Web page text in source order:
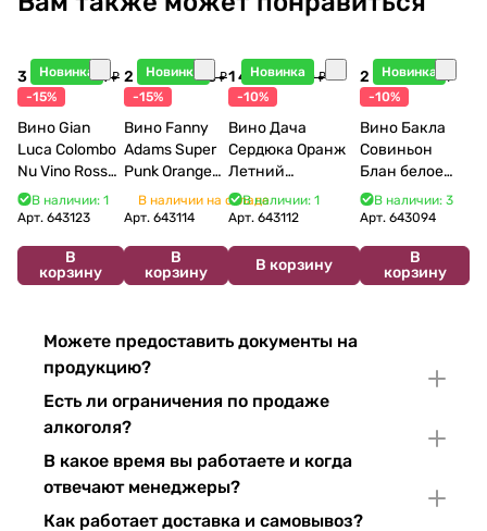
Новинка
3 998 ₽4 704 ₽
-15%
Вино Gian
Luca Colombo
Nu Vino Rosso
2025 750 мл
В наличии: 1
Арт. 643123
В
корзину
Новинка
2 948 ₽3 468 ₽
-15%
Вино Fanny
Adams Super
Punk Orange
2022 750 мл
В наличии на складе
Арт. 643114
В
корзину
Новинка
1 440 ₽1 600 ₽
-10%
Вино Дача
Сердюка Оранж
Летний
Сибирьковый
2024 750 мл
В наличии: 1
Арт.643112
В корзину
Новинка
2 115 ₽2 350 ₽
-10%
Вино Бакла
Совиньон
Блан белое
сухое 750 мл
12%
В наличии: 3
Арт.643094
В
корзину
Можете предоставить документы на
продукцию?
Есть ли ограничения по продаже
алкоголя?
В какое время вы работаете и когда
отвечают менеджеры?
Как работает доставка и самовывоз?